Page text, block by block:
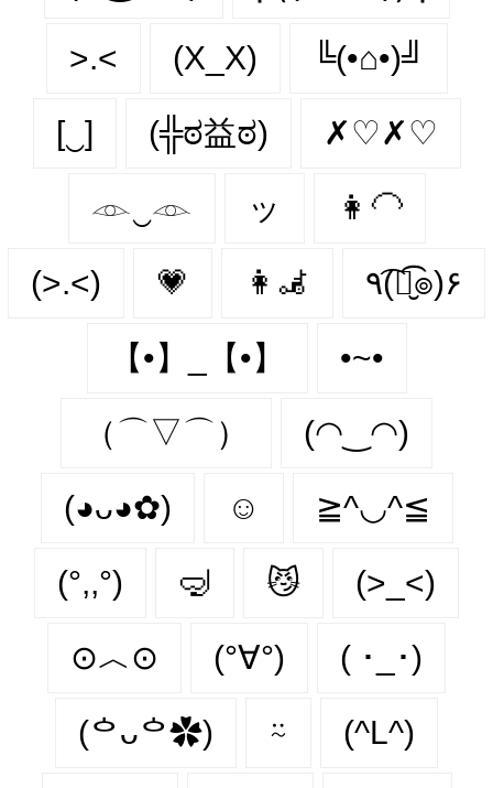
>.< (X_X) ╚(•⌂•)╝
[‿] (╬ಠ益ಠ) ✗♡✗♡
𓁹‿𓁹 ッ 👩‍🦲
(>.<) 💗 👩‍🦼‍ ٩(͡๏̮͡๏)۶
【•】_【•】 •~•
（⌒▽⌒） (◠‿◠)
(◕ᴗ◕✿) ☺️ ≧^◡^≦
(°,,°) 🤿 😼 (>_<)
⊙︿⊙ (°∀°) ( ･_･)
(ᅌᴗᅌ✿) ⍨ (^L^)